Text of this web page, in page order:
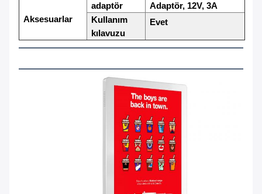
Aksesuarlar
adaptör
Adaptör, 12V, 3A
Kullanım
kılavuzu
Evet